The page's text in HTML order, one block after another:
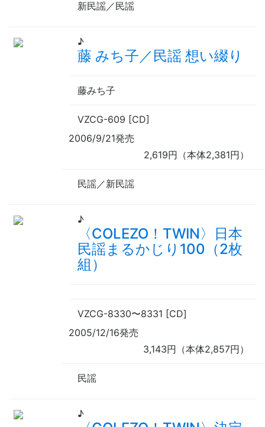
新民謡／民謡
♪
藤 みち子／民謡 想い綴り
藤みち子
VZCG-609 [CD]
2006/9/21発売
2,619円（本体2,381円）
民謡／新民謡
♪
〈COLEZO！TWIN〉日本
民謡まるかじり100（2枚
組）
VZCG-8330〜8331 [CD]
2005/12/16発売
3,143円（本体2,857円）
民謡
♪